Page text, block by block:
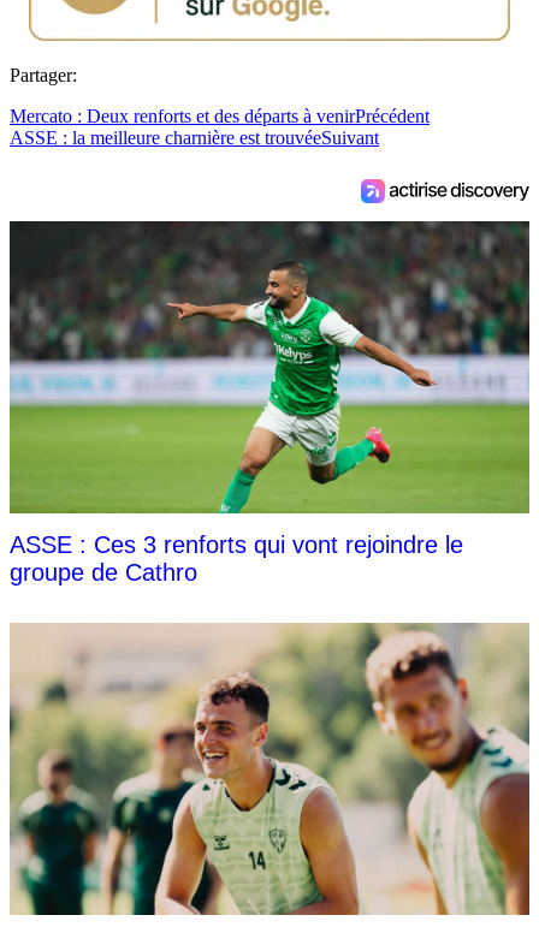
Partager:
Mercato : Deux renforts et des départs à venirPrécédent
ASSE : la meilleure charnière est trouvéeSuivant
ASSE : Ces 3 renforts qui vont rejoindre le
groupe de Cathro